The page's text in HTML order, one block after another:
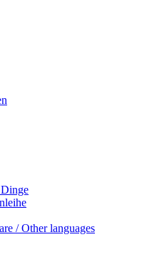
/ Other languages